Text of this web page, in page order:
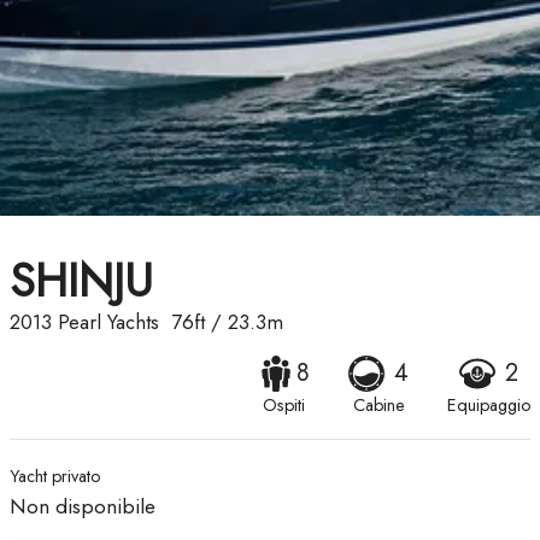
SHINJU
2013 Pearl Yachts 76ft/ 23.3m
8
Ospiti
4
Cabine
2
Equipaggio
Yacht privato
Non disponibile